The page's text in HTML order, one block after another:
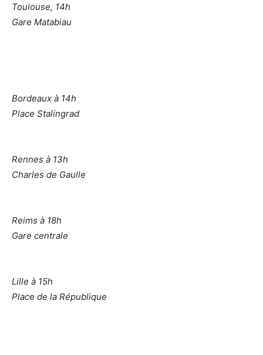
Toulouse, 14h
Gare Matabiau
Bordeaux à 14h
Place Stalingrad
Rennes à 13h
Charles de Gaulle
Reims à 18h
Gare centrale
Lille à 15h
Place de la République